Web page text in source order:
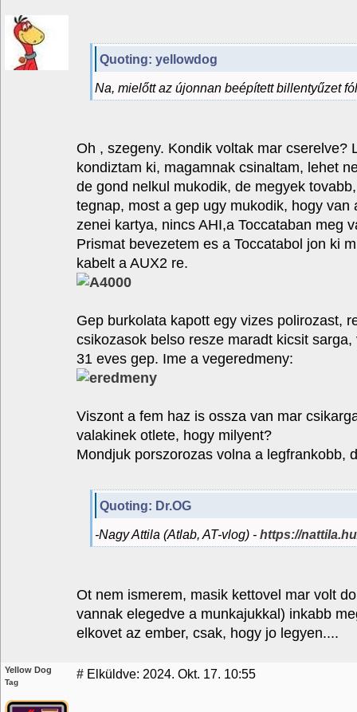
Quoting: yellowdog
Na, mielőtt az újonnan beépített billentyűzet
Oh , szegeny. Kondik voltak mar cserelve?
kondiztam ki, magamnak csinaltam, lehet
de gond nelkul mukodik, de megyek
tegnap, most a gep ugy mukodik, hogy
zenei kartya, nincs AHI,a Toccataban meg
Prismat bevezetem es a Toccatabol jon ki
kabelt a AUX2 re.
Gep burkolata kapott egy vizes polirozast,
csikozasok belso resze maradt kicsit
31 eves gep. Ime a vegeredmeny:
Viszont a fem haz is ossza van mar
valakinek otlete, hogy milyent?
Mondjuk porszorozas volna a legfrankobb,
Quoting: Dr.OG
-Nagy Attila (Atlab, AT-vlog) -https://
Ot nem ismerem, masik kettovel mar volt
vannak elegedve a munkajukkal) inkabb
elkovet az ember, csak, hogy jo legyen....
Yellow Dog
Tag
# Elküldve: 2024. Okt. 17. 10:55